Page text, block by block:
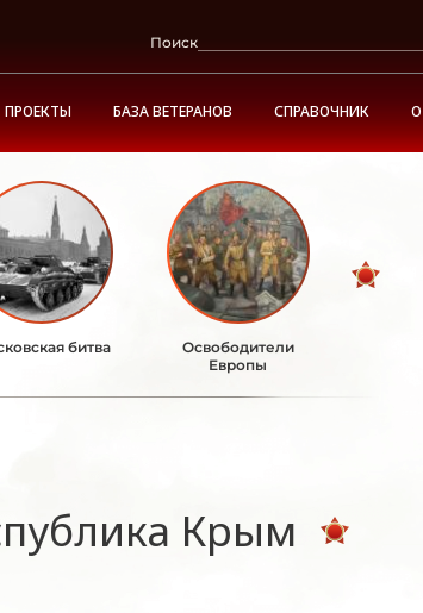
Поиск
ПРОЕКТЫ БАЗА ВЕТЕРАНОВ СПРАВОЧНИК
битва
Освободители
Европы
Крым